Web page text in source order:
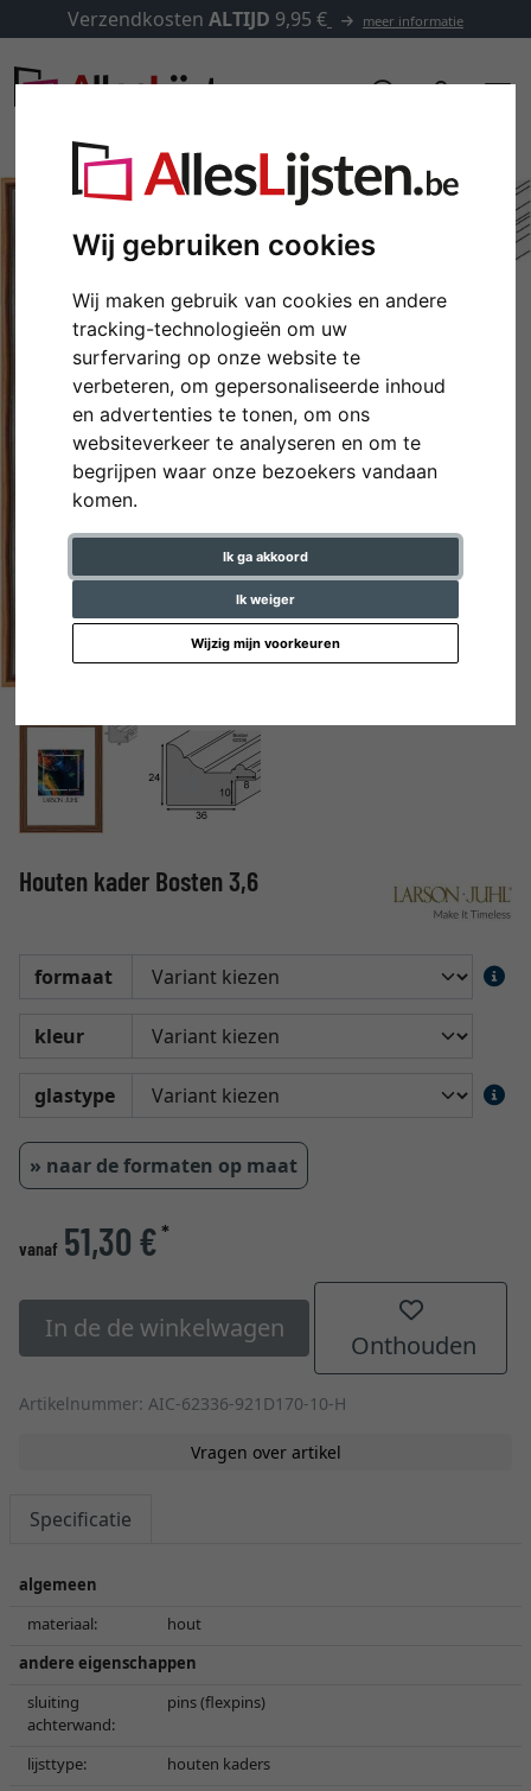
Wij gebruiken cookies
Wij maken gebruik van cookies en andere
tracking-technologieën om uw
surfervaring op onze website te
verbeteren, om gepersonaliseerde inhoud
en advertenties te tonen, om ons
websiteverkeer te analyseren en om te
begrijpen waar onze bezoekers vandaan
komen.
Ik ga akkoord
Ik weiger
Wijzig mijn voorkeuren
Verzendkosten ALTIJD 9,95 € meer informatie
Terug
Houten kader Bosten 3,6
formaat
kleur
glastype
» naar de formaten op maat
vanaf 51,30 €*
In de de winkelwagen
Onthouden
Artikelnummer: AIC-62336-921D170-10-H
Vragen over artikel
Specificatie
algemeen
materiaal:
hout
andere eigenschappen
sluiting
achterwand:
pins (flexpins)
lijsttype:
houten kaders